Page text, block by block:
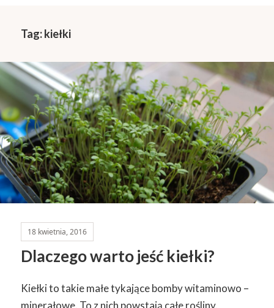
Tag:kiełki
18 kwietnia, 2016
Dlaczego warto jeść kiełki?
Kiełki to takie małe tykające bomby witaminowo –
minerałowe. To z nich powstają całe rośliny.